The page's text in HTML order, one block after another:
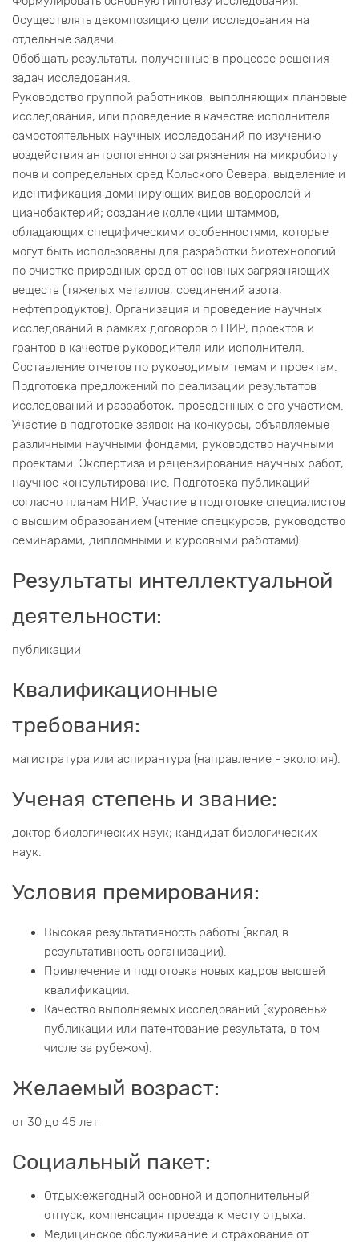
Осуществлять декомпозицию цели исследования на
отдельные задачи.
Обобщать результаты, полученные в процессе решения
задач исследования.
Руководство группой работников, выполняющих плановые
исследования, или проведение в качестве исполнителя
самостоятельных научных исследований по изучению
воздействия антропогенного загрязнения на микробиоту
почв и сопредельных сред Кольского Севера; выделение и
идентификация доминирующих видов водорослей и
цианобактерий; создание коллекции штаммов,
обладающих специфическими особенностями, которые
могут быть использованы для разработки биотехнологий
по очистке природных сред от основных загрязняющих
веществ (тяжелых металлов, соединений азота,
нефтепродуктов). Организация и проведение научных
исследований в рамках договоров о НИР, проектов и
грантов в качестве руководителя или исполнителя.
Составление отчетов по руководимым темам и проектам.
Подготовка предложений по реализации результатов
исследований и разработок, проведенных с его участием.
Участие в подготовке заявок на конкурсы, объявляемые
различными научными фондами, руководство научными
проектами. Экспертиза и рецензирование научных работ,
научное консультирование. Подготовка публикаций
согласно планам НИР. Участие в подготовке специалистов
с высшим образованием (чтение спецкурсов, руководство
семинарами, дипломными и курсовыми работами).
Результаты интеллектуальной
деятельности:
публикации
Квалификационные
требования:
магистратура или аспирантура (направление - экология).
Ученая степень и звание:
доктор биологических наук; кандидат биологических
наук.
Условия премирования:
Высокая результативность работы (вклад в
результативность организации).
Привлечение и подготовка новых кадров высшей
квалификации.
Качество выполняемых исследований («уровень»
публикации или патентование результата, в том
числе за рубежом).
Желаемый возраст:
от 30 до 45 лет
Социальный пакет:
Отдых:ежегодный основной и дополнительный
отпуск, компенсация проезда к месту отдыха.
Медицинское обслуживание и страхование от